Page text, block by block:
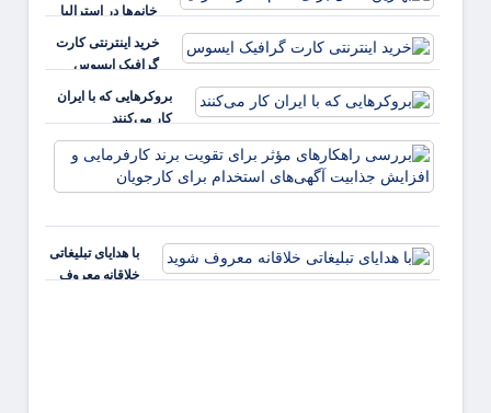
خانم‌ها در استرالیا
خرید اینترنتی کارت
گرافیک ایسوس
بروکرهایی‌ که با ایران
کار می‌کنند
با هدایای تبلیغاتی
خلاقانه معروف